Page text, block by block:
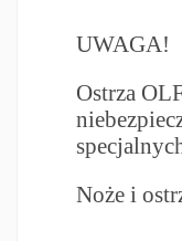
UWAGA!
Ostrza
Noże i